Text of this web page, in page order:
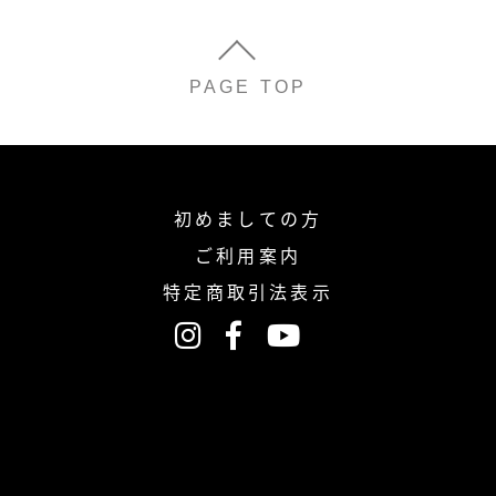
PAGE TOP
初めましての方
ご利用案内
特定商取引法表示